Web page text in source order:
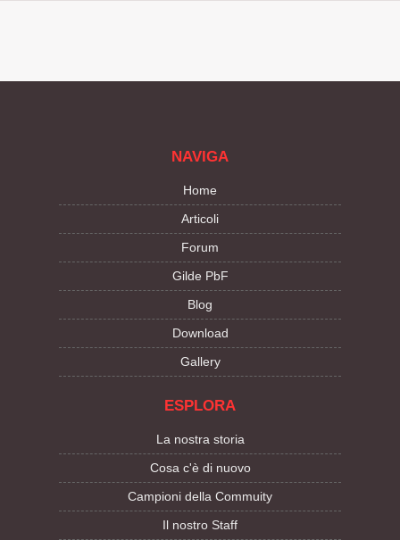
NAVIGA
Home
Articoli
Forum
Gilde PbF
Blog
Download
Gallery
ESPLORA
La nostra storia
Cosa c'è di nuovo
Campioni della Commuity
Il nostro Staff